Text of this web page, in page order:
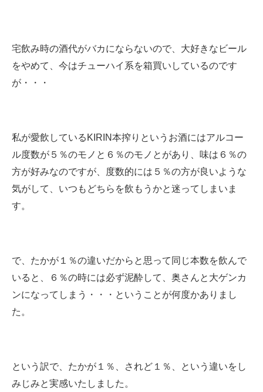
宅飲み時の酒代がバカにならないので、大好きなビール
をやめて、今はチューハイ系を箱買いしているのです
が・・・
私が愛飲しているKIRIN本搾りというお酒にはアルコー
ル度数が５％のモノと６％のモノとがあり、味は６％の
方が好みなのですが、度数的には５％の方が良いような
気がして、いつもどちらを飲もうかと迷ってしまいま
す。
で、たかが１％の違いだからと思って同じ本数を飲んで
いると、６％の時には必ず泥酔して、奥さんと大ゲンカ
ンになってしまう・・・ということが何度かありまし
た。
という訳で、たかが１％、されど１％、という違いをし
みじみと実感いたしました。